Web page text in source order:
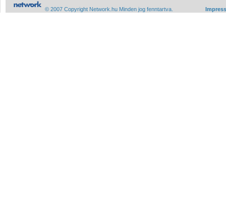
© 2007 Copyright Network.hu Minden jog fenntartva.